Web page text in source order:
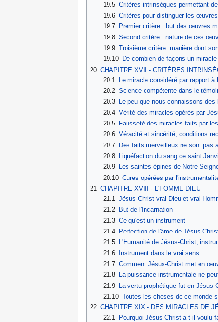
19.5 Critères intrinsèques permettant
19.6 Critères pour distinguer les
19.7
Premier critère : but des œuvres
19.8 Second critère : nature de ces
19.9 Troisième critère: manière dont
19.10
De combien de façons un
20 CHAPITRE XVII - CRITÈRES
20.1
Le miracle considéré par rapport
20.2 Science compétente dans le
20.3
Le peu que nous connaissons
20.4 Vérité des miracles opérés par
20.5
Fausseté des miracles faits par
20.6 Véracité et sincérité, conditions
20.7
Des faits merveilleux ne sont pas
20.8
Liquéfaction du sang de saint
20.9
Les saintes épines de Notre-
20.10 Cures opérées par
21 CHAPITRE XVIII - L'HOMME-DIEU
21.1 Jésus-Christ vrai Dieu et vrai
21.2
But de l'Incarnation
21.3 Ce qu'est un instrument
21.4
Perfection de l'âme de Jésus-
21.5
L'Humanité de Jésus-Christ,
21.6 Instrument dans le vrai sens
21.7 Comment Jésus-Christ met en
21.8
La puissance instrumentale ne
21.9 La vertu prophétique fut en Jésus-
21.10 Toutes les choses de ce monde
22 CHAPITRE XIX - DES MIRACLES DE
22.1
Pourquoi Jésus-Christ a-t-il voulu